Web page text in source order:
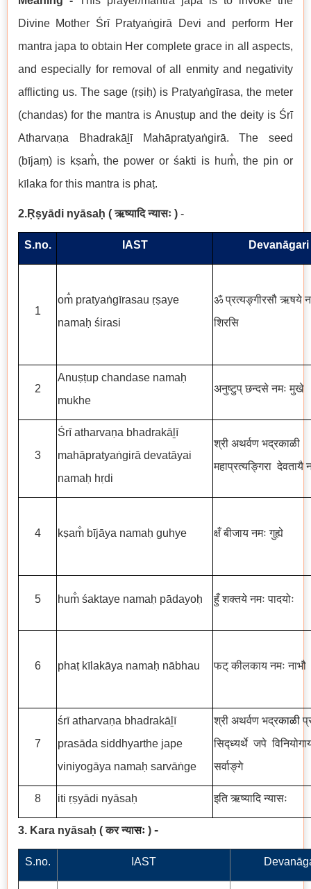
Divine Mother Śrī Pratyaṅgirā Devi and perform Her
mantra japa to obtain Her complete grace in all aspects,
and especially for removal of all enmity and negativity
afflicting us. The sage (ṛṣiḥ) is Pratyaṅgīrasa, the meter
(chandas) for the mantra is Anuṣṭup and the deity is Śrī
Atharvaṇa Bhadrakāḻī Mahāpratyaṅgirā. The seed
(bījaṃ) is kṣam̐, the power or śakti is hum̐, the pin or
kīlaka for this mantra is phaṭ.
2.Ṛṣyādi nyāsaḥ (ऋष्यादि न्यासः ) -
S.no. IAST Devanāgari
1
om̐ pratyaṅgīrasau ṛṣaye
namaḥ śirasi
ॐ प्रत्यङ्गीरसौ ऋषये
शिरसि
2
Anuṣṭup chandase namaḥ
mukhe
अनुष्टुप् छन्दसे नमः मुखे
3
Śrī atharvaṇa bhadrakāḻī
mahāpratyaṅgirā devatāyai
namaḥ hṛdi
श्री अथर्वण भद्रकाळी
महाप्रत्यङ्गिरा देवतायै
4 kṣam̐ bījāya namaḥ guhye क्षँ बीजाय नमः गुह्ये
5 hum̐ śaktaye namaḥ pādayoḥ हुँ शक्तये नमः पादयोः
6 phaṭ kīlakāya namaḥ nābhau फट् कीलकाय नमः नाभौ
7
śrī atharvaṇa bhadrakāḻī
prasāda siddhyarthe jape
viniyogāya namaḥ sarvāṅge
श्री अथर्वण भद्रकाळी
सिद्ध्यर्थे जपे
सर्वाङ्गे
8 iti ṛṣyādi nyāsaḥ इति ऋष्यादि न्यासः
3. Kara nyāsaḥ ( कर न्यासः ) -
S.no. IAST